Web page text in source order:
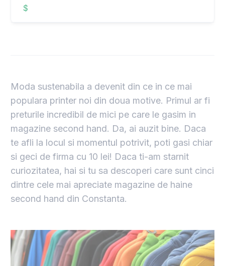
$
Moda sustenabila a devenit din ce in ce mai
populara printer noi din doua motive. Primul ar fi
preturile incredibil de mici pe care le gasim in
magazine second hand. Da, ai auzit bine. Daca
te afli la locul si momentul potrivit, poti gasi chiar
si geci de firma cu 10 lei! Daca ti-am starnit
curiozitatea, hai si tu sa descoperi care sunt cinci
dintre cele mai apreciate magazine de haine
second hand din Constanta.